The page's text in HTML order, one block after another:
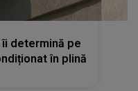
determină pe
în plină